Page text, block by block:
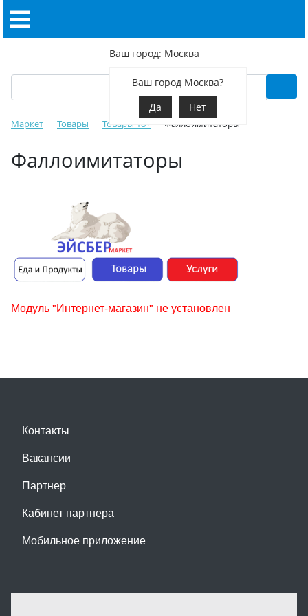
Ваш город: Москва
Ваш город Москва?
Да
Нет
Маркет Товары Товары 18+ Фаллоимитаторы
Фаллоимитаторы
Модуль "Интернет-магазин" не установлен
Контакты
Вакансии
Партнер
Кабинет партнера
Мобильное приложение